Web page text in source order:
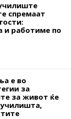
спремаат
и работиме по
е во
за
за живот ќе